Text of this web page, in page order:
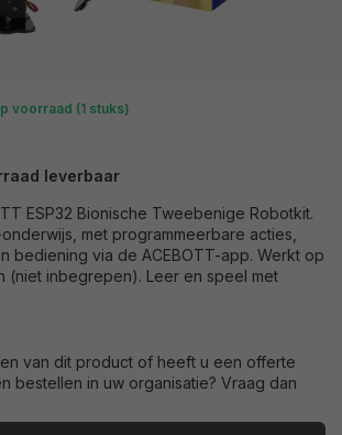
voorraad (1 stuks)
leverbaar
ESP32 Bionische Tweebenige Robotkit.
met programmeerbare acties,
bediening via de ACEBOTT-app. Werkt op
(niet inbegrepen). Leer en speel met
van dit product of heeft u een offerte
bestellen in uw organisatie? Vraag dan